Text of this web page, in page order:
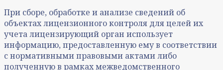
При сборе, обработке и анализе сведений об
объектах лицензионного контроля для целей их
учета лицензирующий орган использует
информацию, предоставленную ему в соответствии
с нормативными правовыми актами либо
полученную в рамках межведомственного